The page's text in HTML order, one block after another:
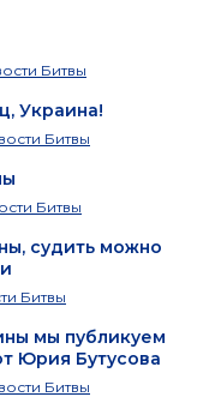
Битвы
Украина!
Битвы
Битвы
судить можно
Битвы
мы публикуем
Юрия Бутусова
Битвы